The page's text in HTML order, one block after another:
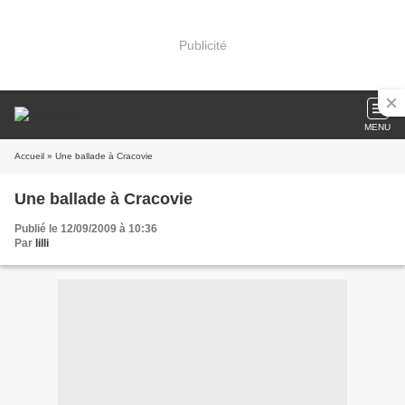
Publicité
MENU
Accueil » Une ballade à Cracovie
Une ballade à Cracovie
Publié le 12/09/2009 à 10:36
Par lilli